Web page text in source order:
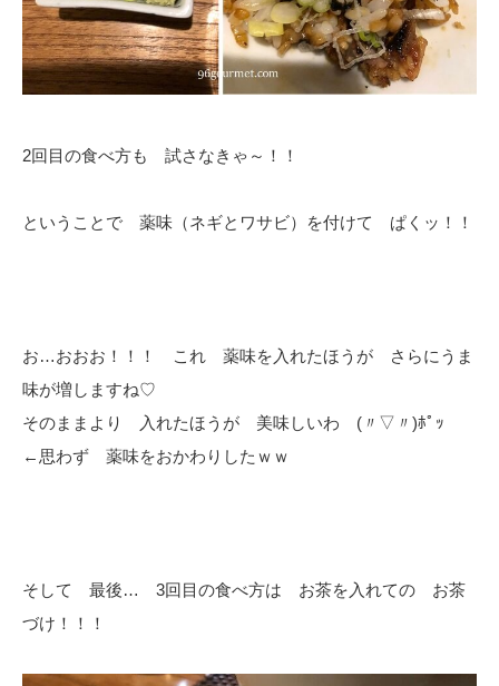
2回目の食べ方も 試さなきゃ～！！
ということで 薬味（ネギとワサビ）を付けて ぱくッ！！
お…おおお！！！ これ 薬味を入れたほうが さらにうま
味が増しますね♡
そのままより 入れたほうが 美味しいわ (〃▽〃)ﾎﾟｯ
←思わず 薬味をおかわりしたｗｗ
そして 最後… 3回目の食べ方は お茶を入れての お茶
づけ！！！